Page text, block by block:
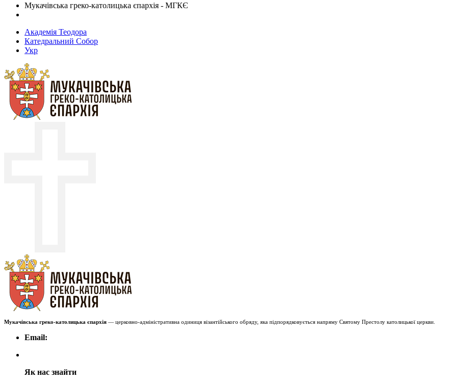
Мукачівська греко-католицька єпархія - МГКЄ
Академія Теодора
Катедральний Собор
Укр
Мукачівська греко-католицька єпархія — церковно-адміністративна одиниця візантійського обряду, яка підпорядковується напряму Святому Престолу католицької церкви.
Email:
Як нас знайти